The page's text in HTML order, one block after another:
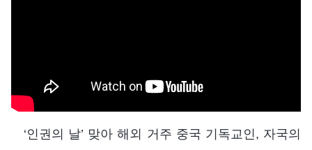
‘인권의 날’ 맞아 해외 거주 중국 기독교인, 자국의